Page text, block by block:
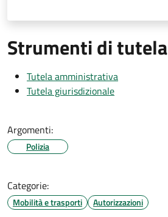
Strumenti di tutela
Tutela amministrativa
Tutela giurisdizionale
Argomenti:
Polizia
Categorie:
Mobilità e trasporti Autorizzazioni